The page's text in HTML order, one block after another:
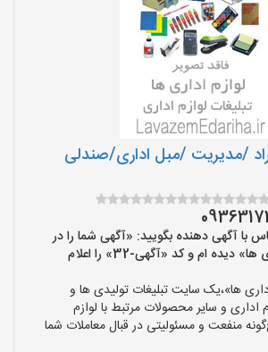
/مدیریت /مبل اداری/صندلی
با آگهی دهنده بگویید: «آگهی شما را در
سایت «لوازم اداری ها» دیده ام و کد «آگهی-32» را اعلام
ها»،یک سایت تبلیغات تولیدی ها و
اداری و سایر محصولات مرتبط با لوازم
منفعت و مسئولیتی در قبال معاملات شما